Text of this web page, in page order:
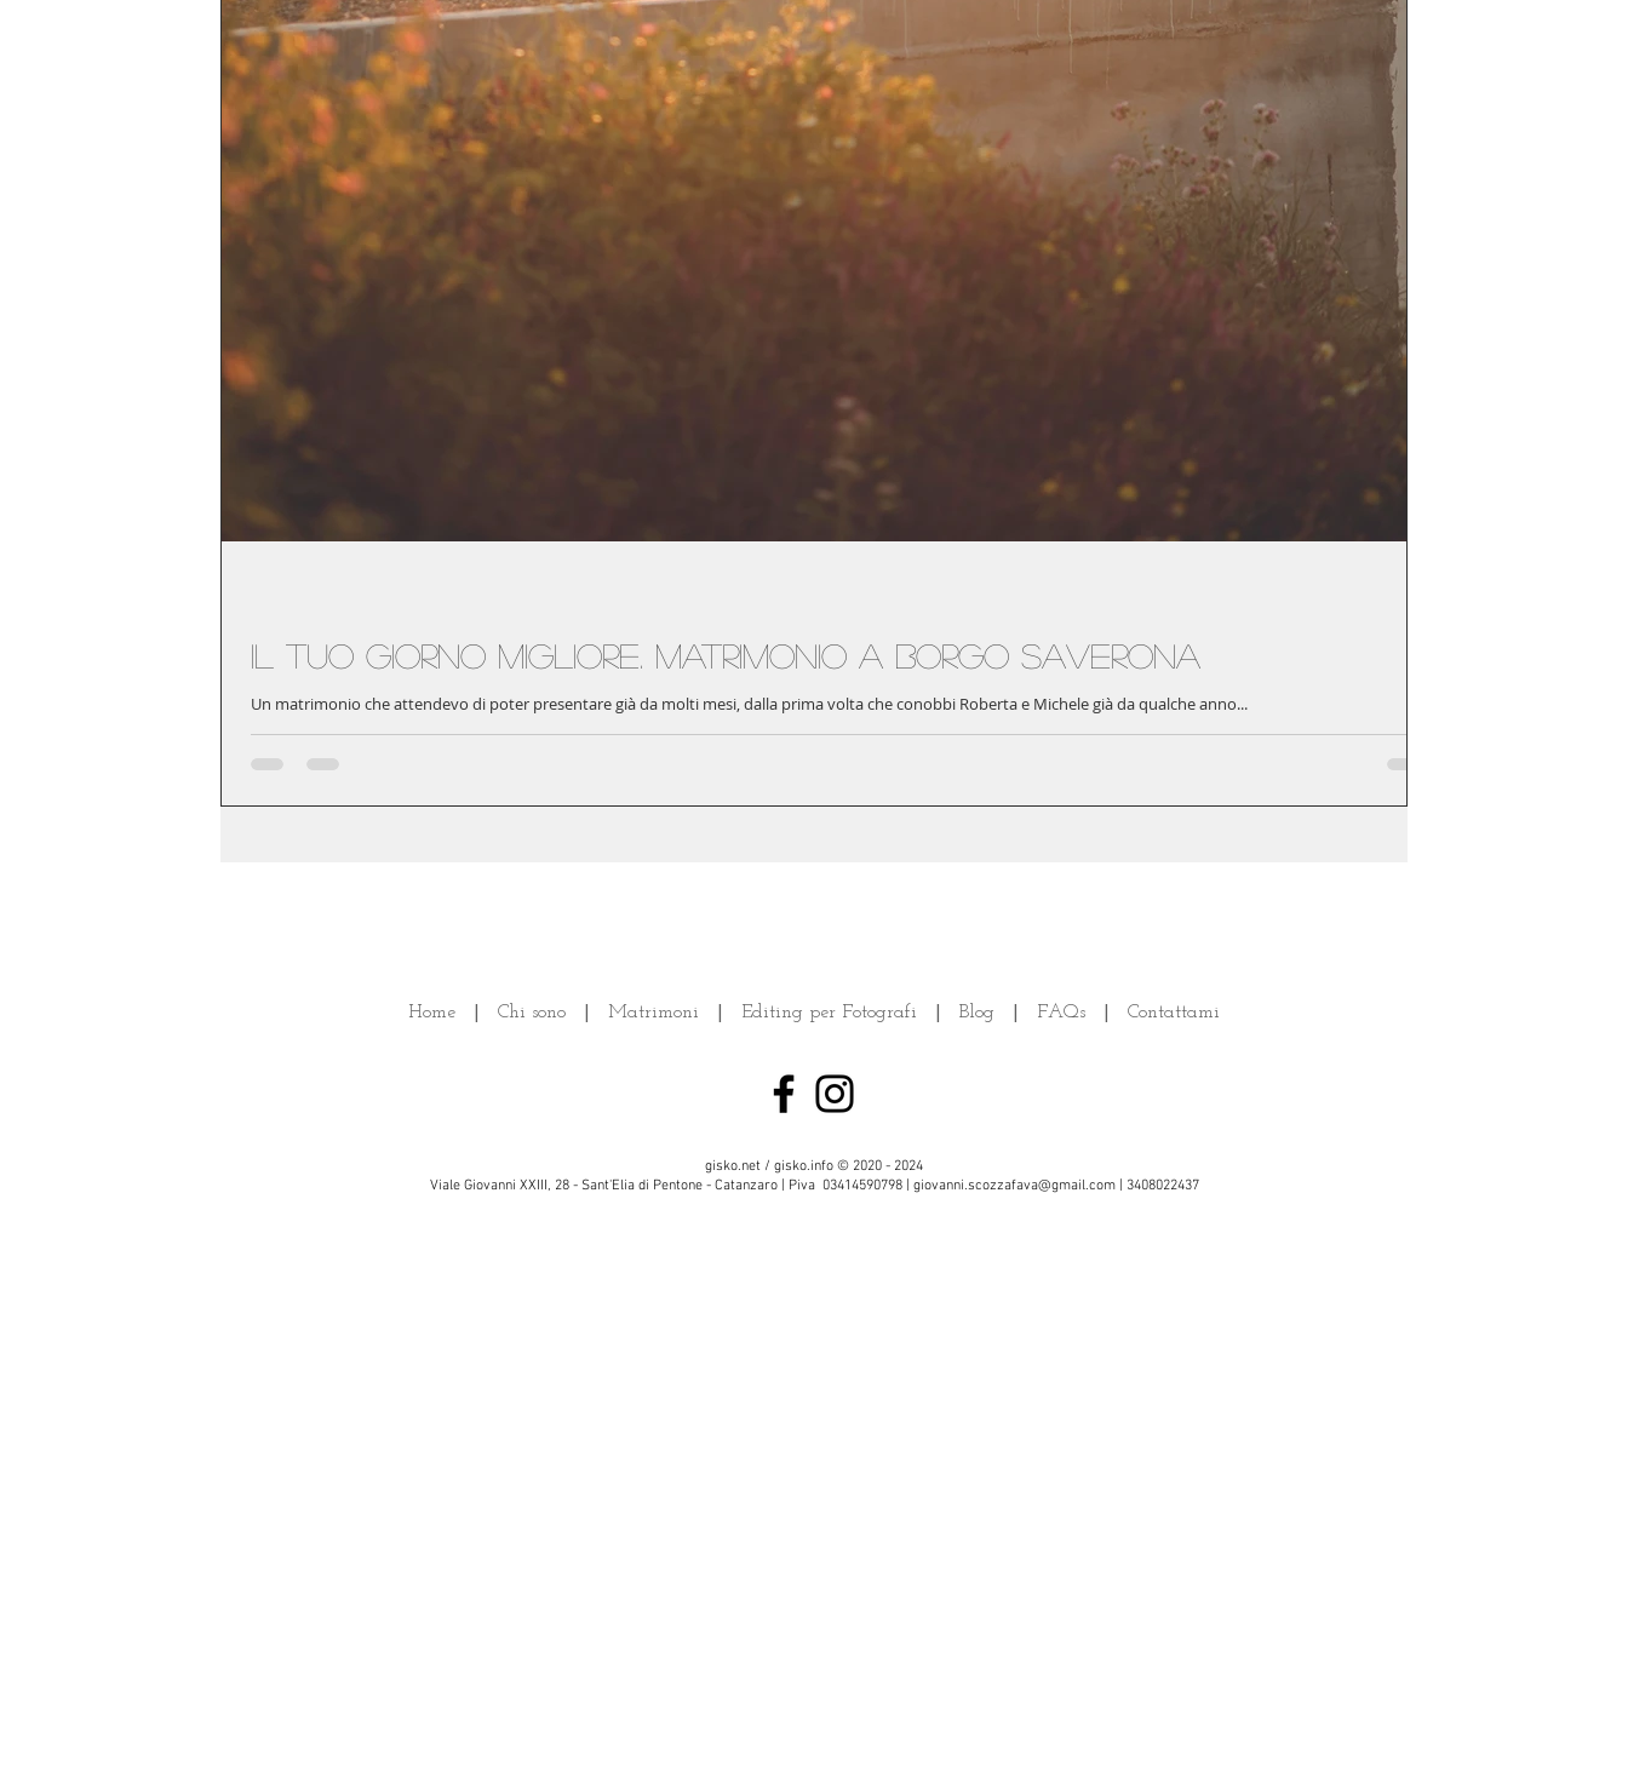
Il tuo giorno migliore. Matrimonio a Borgo Saverona
Un matrimonio che attendevo di poter presentare già da molti mesi, dalla prima volta che conobbi Roberta e Michele già da qualche anno...
Home Chi sono Matrimoni Editing per Fotografi Blog FAQs Contattami
gisko.net / gisko.info © 2020 - 2024
Viale Giovanni XXIII, 28 - Sant'Elia di Pentone - Catanzaro | Piva 03414590798 | giovanni.scozzafava@gmail.com| 3408022437